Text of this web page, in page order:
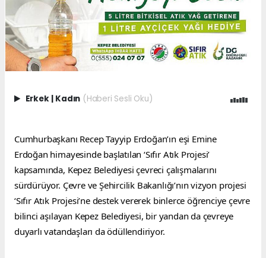
Erkek | Kadın (Haberi Sesli Oku)
Cumhurbaşkanı Recep Tayyip Erdoğan’ın eşi Emine
Erdoğan himayesinde başlatılan ‘Sıfır Atık Projesi’
kapsamında, Kepez Belediyesi çevreci çalışmalarını
sürdürüyor. Çevre ve Şehircilik Bakanlığı’nın vizyon projesi
‘Sıfır Atık Projesi’ne destek vererek binlerce öğrenciye çevre
bilinci aşılayan Kepez Belediyesi, bir yandan da çevreye
duyarlı vatandaşları da ödüllendiriyor.